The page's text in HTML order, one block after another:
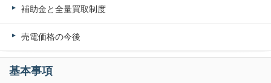
補助金と全量買取制度
売電価格の今後
基本事項